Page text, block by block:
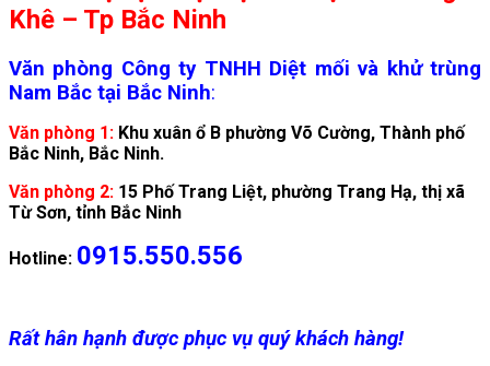
Khê – Tp Bắc Ninh
Văn phòng Công ty TNHH Diệt mối và khử trùng
Nam Bắc tại Bắc Ninh:
Văn phòng 1: Khu xuân ổ B phường Võ Cường, Thành phố
Bắc Ninh, Bắc Ninh.
Văn phòng 2: 15 Phố Trang Liệt, phường Trang Hạ, thị xã
Từ Sơn, tỉnh Bắc Ninh
Hotline: 0915.550.556
Rất hân hạnh được phục vụ quý khách hàng!